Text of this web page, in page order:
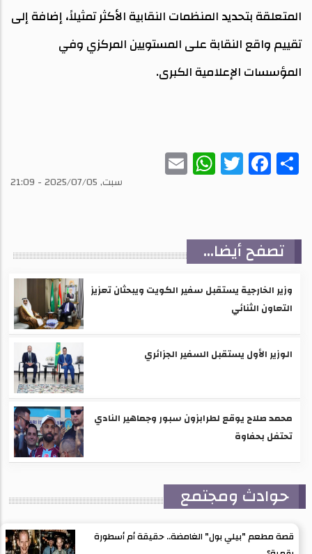
المتعلقة بتحديد المنظمات النقابية الأكثر تمثيلاً، إضافة إلى
تقييم واقع النقابة على المستويين المركزي وفي
المؤسسات الإعلامية الكبرى.
Share
Facebook
Twitter
WhatsAppسبت, 2025/07/05 - 21:09
تصفح أيضا...
وزير الخارجية يستقبل سفير الكويت ويبحثان تعزيز
التعاون الثنائي
الوزير الأول يستقبل السفير الجزائري
محمد صلاح يوقع لطرابزون سبور وجماهير النادي
تحتفل بحفاوة
حوادث ومجتمع
قصة مطعم "بيلي بول" الغامضة.. حقيقة أم أسطورة